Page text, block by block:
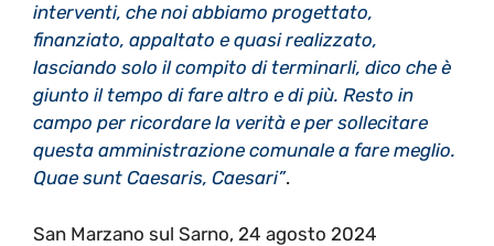
interventi, che noi abbiamo progettato,
finanziato, appaltato e quasi realizzato,
lasciando solo il compito di terminarli, dico che è
giunto il tempo di fare altro e di più. Resto in
campo per ricordare la verità e per sollecitare
questa amministrazione comunale a fare meglio.
Quae sunt Caesaris, Caesari”.
San Marzano sul Sarno, 24 agosto 2024